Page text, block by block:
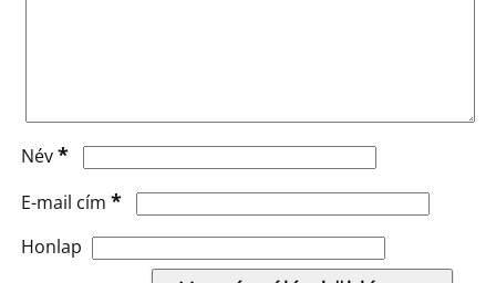
Név*
E-mail cím *
Honlap